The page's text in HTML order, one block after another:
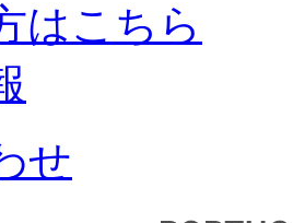
はこちら
せ